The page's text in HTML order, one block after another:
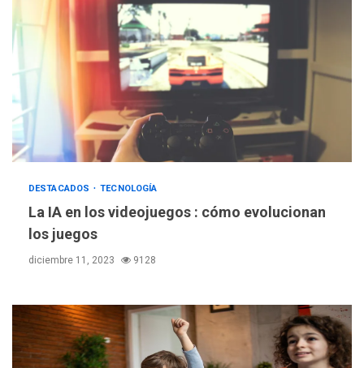
DESTACADOS TECNOLOGÍA
La IA en los videojuegos : cómo evolucionan
los juegos
diciembre 11, 2023 9128